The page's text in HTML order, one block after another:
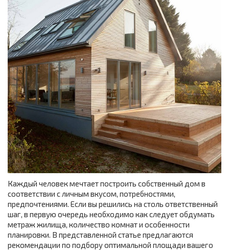
Каждый человек мечтает построить собственный дом в
соответствии с личным вкусом, потребностями,
предпочтениями. Если вы решились на столь ответственный
шаг, в первую очередь необходимо как следует обдумать
метраж жилища, количество комнат и особенности
планировки. В представленной статье предлагаются
рекомендации по подбору оптимальной площади вашего